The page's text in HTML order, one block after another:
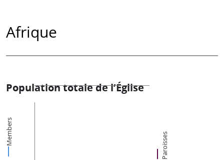
Afrique
Population totale de l’Église
Members Paroisses